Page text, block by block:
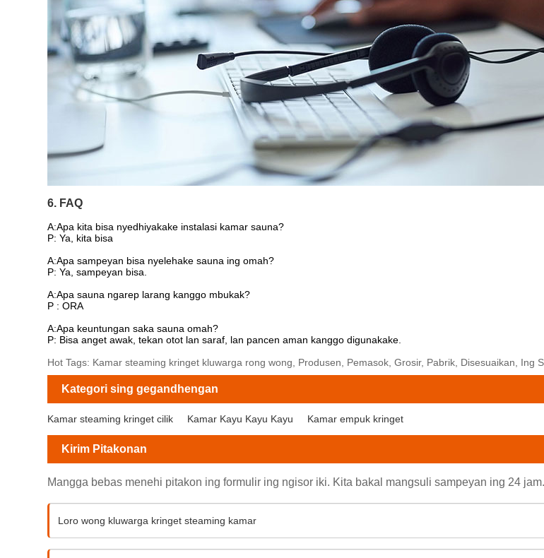
6. FAQ
A:Apa kita bisa nyedhiyakake instalasi kamar sauna?
P: Ya, kita bisa
A:Apa sampeyan bisa nyelehake sauna ing omah?
P: Ya, sampeyan bisa.
A:Apa sauna ngarep larang kanggo mbukak?
P : ORA
A:Apa keuntungan saka sauna omah?
P: Bisa anget awak, tekan otot lan saraf, lan pancen aman kanggo digunakake.
Hot Tags: Kamar steaming kringet kluwarga rong wong, Produsen, Pemasok, Grosir, Pabrik, Disesuaikan, Ing
Kategori sing gegandhengan
Kamar steaming kringet cilik Kamar Kayu Kayu Kayu Kamar empuk kringet
Kirim Pitakonan
Mangga bebas menehi pitakon ing formulir ing ngisor iki. Kita bakal mangsuli sampeyan ing 24 jam.